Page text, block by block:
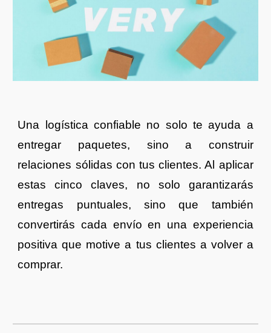
Una logística confiable no solo te ayuda a
entregar paquetes, sino a construir
relaciones sólidas con tus clientes. Al aplicar
estas cinco claves, no solo garantizarás
entregas puntuales, sino que también
convertirás cada envío en una experiencia
positiva que motive a tus clientes a volver a
comprar.